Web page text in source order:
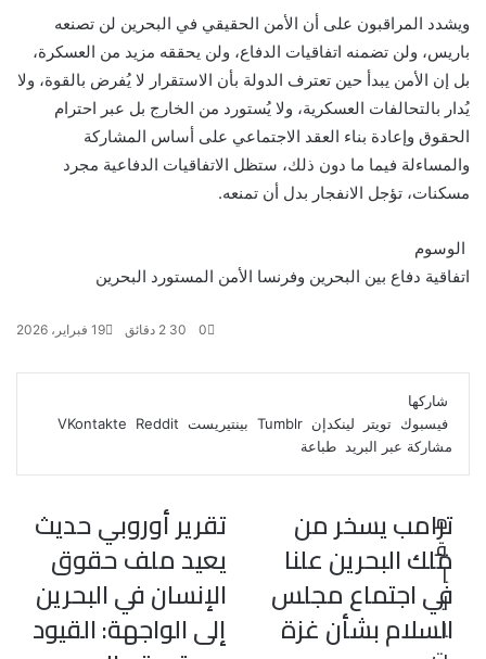
ويشدد المراقبون على أن الأمن الحقيقي في البحرين لن تصنعه
باريس، ولن تضمنه اتفاقيات الدفاع، ولن يحققه مزيد من العسكرة،
بل إن الأمن يبدأ حين تعترف الدولة بأن الاستقرار لا يُفرض بالقوة، ولا
يُدار بالتحالفات العسكرية، ولا يُستورد من الخارج بل عبر احترام
الحقوق وإعادة بناء العقد الاجتماعي على أساس المشاركة
والمساءلة فيما ما دون ذلك، ستظل الاتفاقيات الدفاعية مجرد
مسكنات، تؤجل الانفجار بدل أن تمنعه.
الوسوم
اتفاقية دفاع بين البحرين وفرنسا الأمن المستورد البحرين
19 فبراير، 2026 0
ك
د
إ
u
m
b
l
ن
ت
ي
ر
س
ت
e
d
d
i
ت
س
ا
ب
شاركها
فيسبوك تويتر لينكدإن بينتيريست
مشاركة عبر البريد
طباعة
تقرير أوروبي حديث
يعيد ملف حقوق
الإنسان في البحرين
إلى الواجهة: القيود
ترامب يسخر من
ملك البحرين علنا
في اجتماع مجلس
السلام بشأن غزة
م
ق
ا
ل
ا